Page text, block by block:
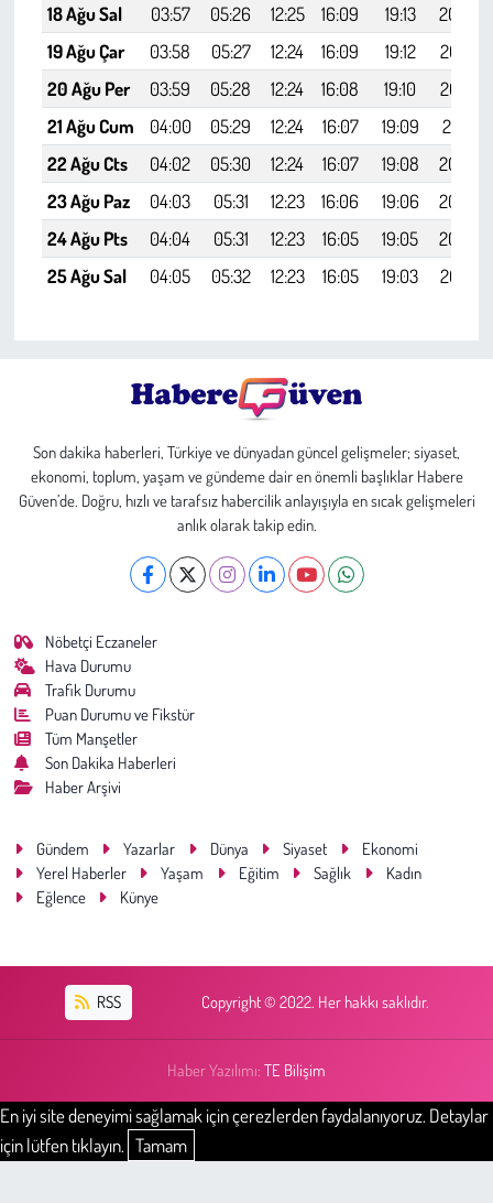
18 Ağu Sal
03:57 05:26 12:25 16:09 19:13
20:36
19 Ağu Çar
03:58 05:27 12:24 16:09 19:12
20:35
20 Ağu Per
03:59 05:28 12:24 16:08 19:10
20:33
21 Ağu Cum
04:00 05:29 12:24 16:07 19:09
20:31
22 Ağu Cts
04:02 05:30 12:24 16:07 19:08
20:30
23 Ağu Paz
04:03 05:31 12:23 16:06 19:06
20:28
24 Ağu Pts
04:04 05:31 12:23 16:05 19:05
20:26
25 Ağu Sal
04:05 05:32 12:23 16:05 19:03 20:25
Son dakika haberleri, Türkiye ve dünyadan güncel gelişmeler; siyaset,
ekonomi, toplum, yaşam ve gündeme dair en önemli başlıklar Habere
Güven’de. Doğru, hızlı ve tarafsız habercilik anlayışıyla en sıcak gelişmeleri
anlık olarak takip edin.
Nöbetçi Eczaneler
Hava Durumu
Trafik Durumu
Puan Durumu ve Fikstür
Tüm Manşetler
Son Dakika Haberleri
Haber Arşivi
Gündem Yazarlar Dünya Siyaset
Ekonomi
Yerel Haberler
Yaşam Eğitim Sağlık
Kadın
Eğlence
Künye
RSS Copyright © 2022. Her hakkı saklıdır.
Haber Yazılımı: TE Bilişim
En iyi site deneyimi sağlamak için çerezlerden faydalanıyoruz. Detaylar
için lütfen tıklayın. Tamam